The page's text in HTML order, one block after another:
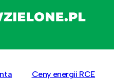
Ceny energii RCE